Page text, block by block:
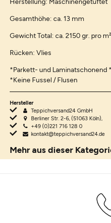
Gesamthöhe: ca. 13 mm
Gewicht Total: ca. 2150 gr. pro m²
Rücken: Vlies
*Parkett- und Laminatschonend
*Keine Fussel / Flusen
Hersteller
Teppichversand24 GmbH
Berliner Str. 2-6, (51063 Köln),
+49 (0)221 716 128 0
kontakt@teppichversand24.de
Mehr aus dieser